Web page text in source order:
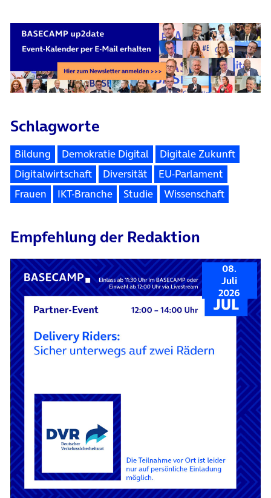
Schlagworte
Bildung Demokratie Digital
Digitale Zukunft
Digitalwirtschaft
Diversität
EU-Parlament
Frauen
IKT-Branche Studie Wissenschaft
Empfehlung der Redaktion
08.
Juli
2026